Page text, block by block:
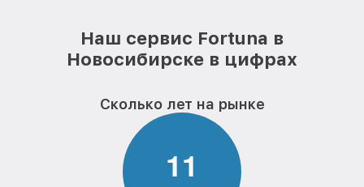
Наш сервис Fortuna в
Новосибирске в цифрах
Сколько лет на рынке
11